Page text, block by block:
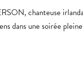
chanteuse
dans une soirée